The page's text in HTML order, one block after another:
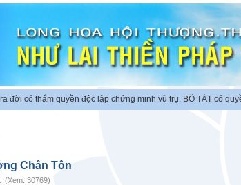
độc lập chứng minh vũ trụ. BỒ TÁT có quyền chứng minh
Chân Tôn
(Xem: 30769)